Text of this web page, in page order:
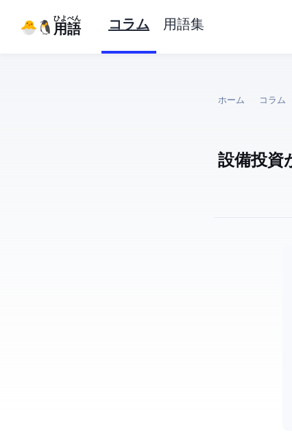
IT用語
ひよぺん コラム 用語集
ホーム コラム
AI設備投